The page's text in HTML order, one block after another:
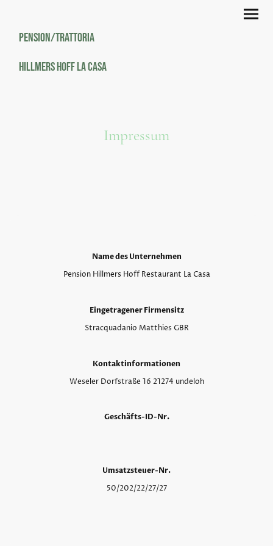
Pension/Trattoria
Hillmers Hoff La Casa
Impressum
Name des Unternehmen
Pension Hillmers Hoff Restaurant La Casa
Eingetragener Firmensitz
Stracquadanio Matthies GBR
Kontaktinformationen
Weseler Dorfstraße 16 21274 undeloh
Geschäfts-ID-Nr.
Umsatzsteuer-Nr.
50/202/22/27/27